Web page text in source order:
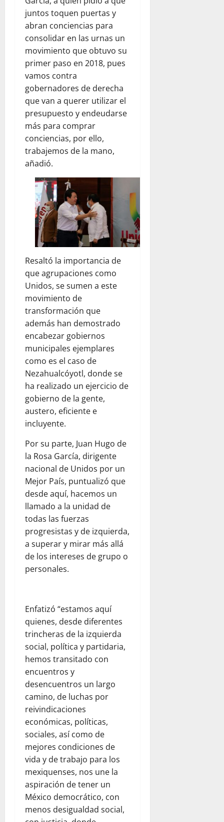
juntos toquen puertas y
abran conciencias para
consolidar en las urnas un
movimiento que obtuvo su
primer paso en 2018, pues
vamos contra
gobernadores de derecha
que van a querer utilizar el
presupuesto y endeudarse
más para comprar
conciencias, por ello,
trabajemos de la mano,
añadió.
Resaltó la importancia de
que agrupaciones como
Unidos, se sumen a este
movimiento de
transformación que
además han demostrado
encabezar gobiernos
municipales ejemplares
como es el caso de
Nezahualcóyotl, donde se
ha realizado un ejercicio de
gobierno de la gente,
austero, eficiente e
incluyente.
Por su parte, Juan Hugo de
la Rosa García, dirigente
nacional de Unidos por un
Mejor País, puntualizó que
desde aquí, hacemos un
llamado a la unidad de
todas las fuerzas
progresistas y de izquierda,
a superar y mirar más allá
de los intereses de grupo o
personales.
Enfatizó “estamos aquí
quienes, desde diferentes
trincheras de la izquierda
social, política y partidaria,
hemos transitado con
encuentros y
desencuentros un largo
camino, de luchas por
reivindicaciones
económicas, políticas,
sociales, así como de
mejores condiciones de
vida y de trabajo para los
mexiquenses, nos une la
aspiración de tener un
México democrático, con
menos desigualdad social,